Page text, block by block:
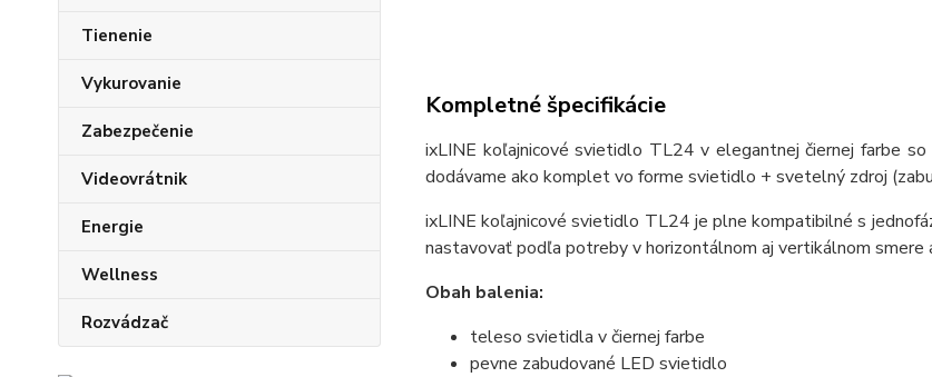
Tienenie
Vykurovanie
Zabezpečenie
Videovrátnik
Energie
Wellness
Rozvádzač
Kompletné špecifikácie
ixLINE koľajnicové svietidlo TL24 v elegantnej čiernej farbe
dodávame ako komplet vo forme svietidlo + svetelný zdroj
ixLINE koľajnicové svietidlo TL24 je plne kompatibilné s
nastavovať podľa potreby v horizontálnom aj vertikálnom
Obah balenia:
teleso svietidla v čiernej farbe
pevne zabudované LED svietidlo